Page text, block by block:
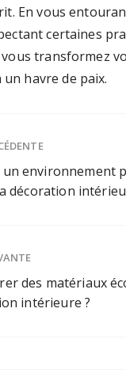
En vous
certaines
vous transformez
havre de paix.
environnement
décoration
des matériaux
intérieure ?